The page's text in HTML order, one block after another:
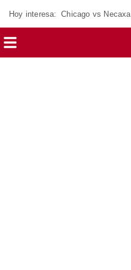
Hoy interesa: Chicago vs Necaxa